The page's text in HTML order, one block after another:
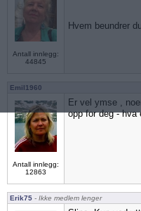
Antall innlegg:
44845
Hvem beundrer
Emil1960
Antall innlegg:
12863
Er vel ymse ,
opp for deg - hva
Erik75 - Ikke medlem lenger